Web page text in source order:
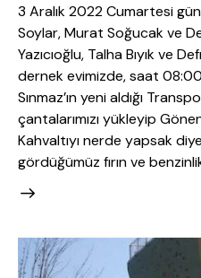
3 Aralık 2022 Cumartesi
Soylar, Murat Soğucak ve
Yazıcıoğlu, Talha Bıyık ve
dernek evimizde, saat
Sınmaz’ın yeni aldığı
çantalarımızı yükleyip
Kahvaltıyı nerde yapsak
gördüğümüz fırın ve